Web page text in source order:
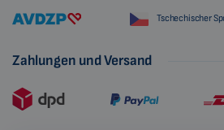
Tschechischer
Zahlungen und Versand